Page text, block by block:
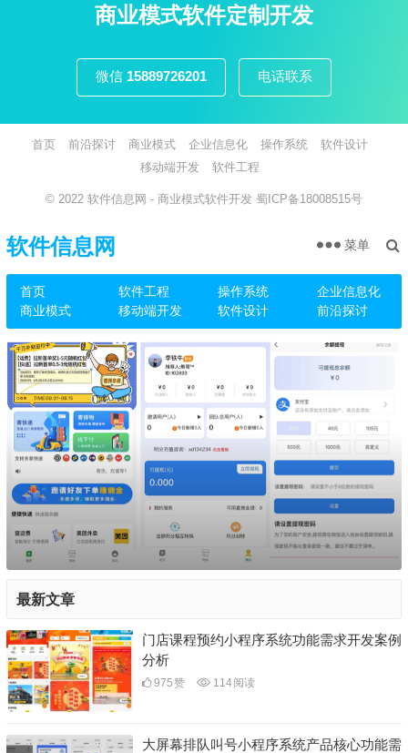
商业模式软件定制开发
微信 15889726201 电话联系
首页 前沿探讨 商业模式 企业信息化 操作系统
软件设计
移动端开发
软件工程
© 2022 软件信息网 - 商业模式软件开发 蜀ICP备18008515号
软件信息网
首页 软件工程 操作系统
企业信息化
商业模式
移动端开发 软件设计 前沿探讨
菜单
最新文章
门店课程预约小程序系统功能需求开发案例
分析
975赞 114阅读
大屏幕排队叫号小程序系统产品核心功能需